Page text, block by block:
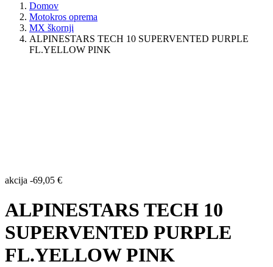
Domov
Motokros oprema
MX škornji
ALPINESTARS TECH 10 SUPERVENTED PURPLE
FL.YELLOW PINK
akcija -69,05 €
ALPINESTARS TECH 10
SUPERVENTED PURPLE
FL.YELLOW PINK